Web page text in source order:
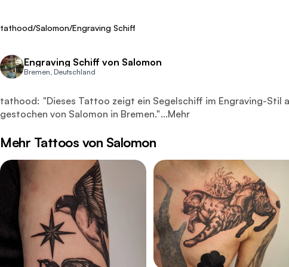
tathood/Salomon/Engraving Schiff
Engraving Schiff von Salomon
Bremen, Deutschland
Dieses Tattoo zeigt ein Segelschiff im Engraving-Stil auf dem
tathood: "Dieses Tattoo zeigt ein Segelschiff im Engraving-Stil
gestochen von Salomon in Bremen."...Mehr
Mehr Tattoos von Salomon